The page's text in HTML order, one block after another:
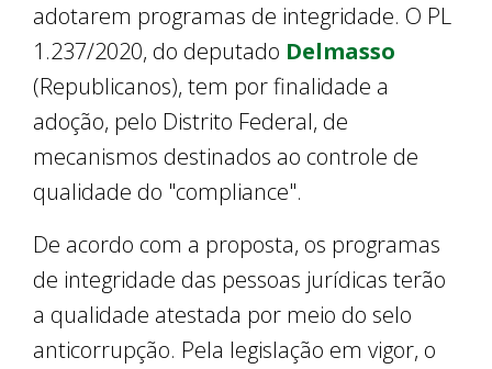
adotarem programas de integridade. O PL
1.237/2020, do deputado Delmasso
(Republicanos), tem por finalidade a
adoção, pelo Distrito Federal, de
mecanismos destinados ao controle de
qualidade do "compliance".
De acordo com a proposta, os programas
de integridade das pessoas jurídicas terão
a qualidade atestada por meio do selo
anticorrupção. Pela legislação em vigor, o